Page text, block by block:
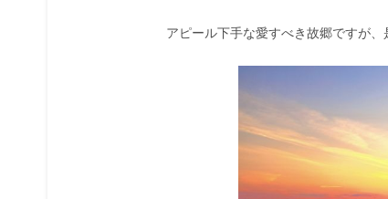
アピール下手な愛すべき故郷ですが、